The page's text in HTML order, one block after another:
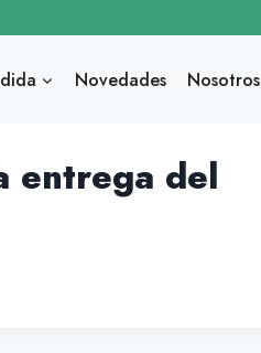
Novedades Nosotros
entrega del